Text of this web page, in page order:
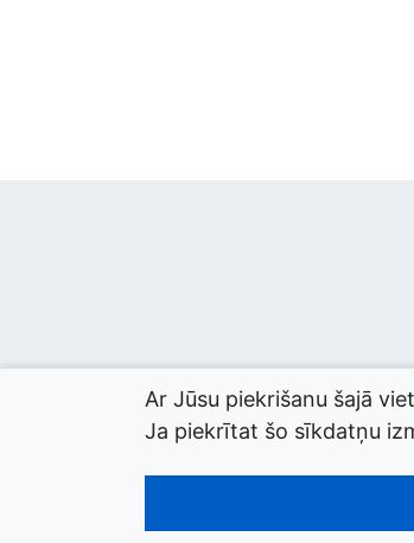
© 2026 termini.gov.lv. Izstrādātājs:
Ar Jūsu piekrišanu šajā
Ja piekrītat šo sīkdatņu